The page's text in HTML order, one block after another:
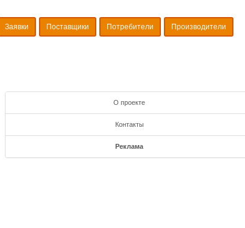
Заявки Поставщики Потребители Производители
О проекте
Контакты
Реклама